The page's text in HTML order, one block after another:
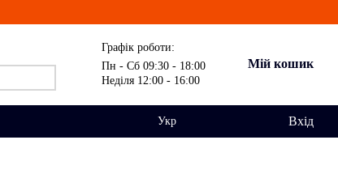
Графік роботи:
Пн - Сб 09:30 - 18:00
Неділя 12:00 - 16:00
Мій кошик
Укр Вхід